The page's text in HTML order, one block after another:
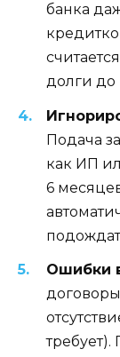
банка
долги до
Подача
как ИП
6
Ошибки